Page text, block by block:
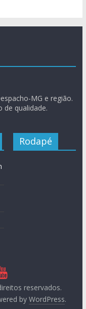
MG e região.
de qualidade.
Rodapé
reservados.
byWordPress.